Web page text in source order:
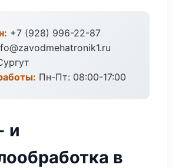
+7 (928) 996-22-87
Пн-Пт: 08:00-17:00
и
в